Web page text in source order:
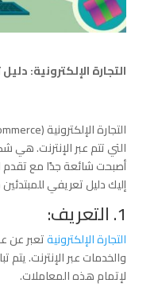
التجارة الإلكترونية:
التي تتم عبر الإنترنت. هي
أصبحت شائعة جدًا مع تقدم
إليك دليل تعريفي للمبتدئين
1. التعريف:
التجارة الإلكترونيةتعبر عن
والخدمات عبر الإنترنت. يتم
لإتمام هذه المعاملات.